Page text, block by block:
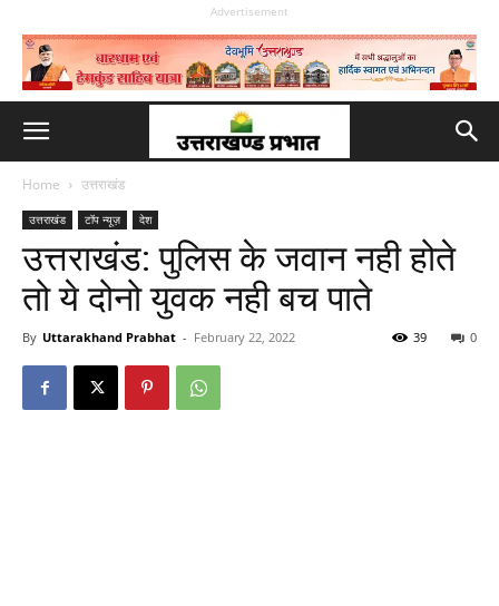
Advertisement
Home उत्तराखंड
उत्तराखंड टॉप न्यूज़ देश
उत्तराखंड: पुलिस के जवान नही होते
तो ये दोनो युवक नही बच पाते
By Uttarakhand Prabhat - February 22, 2022 0
39